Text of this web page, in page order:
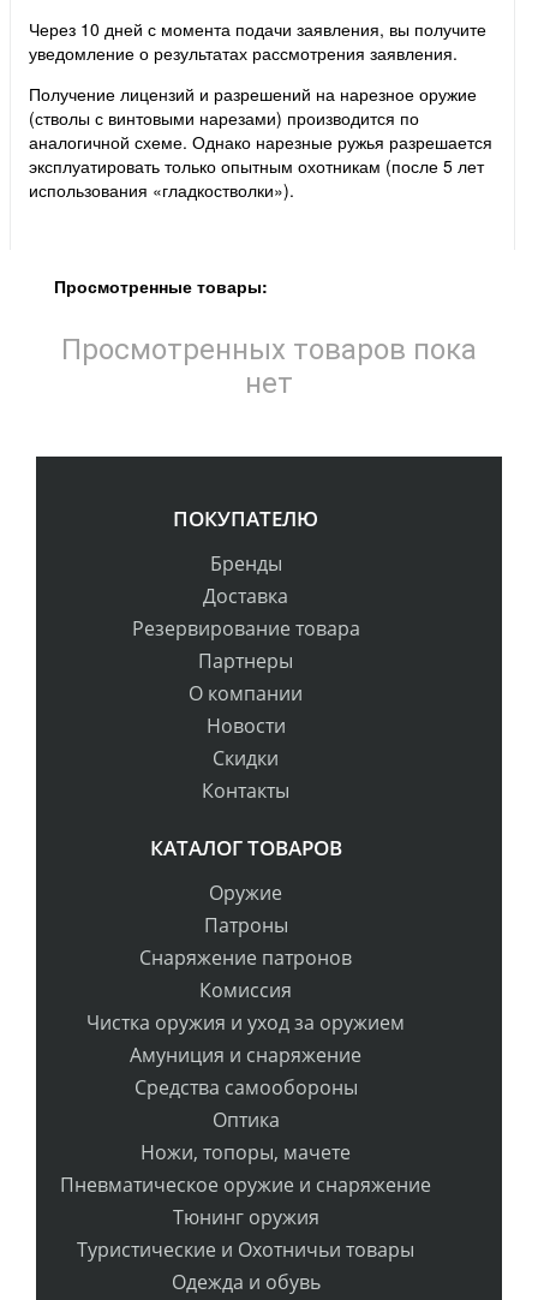
Через 10 дней с момента подачи заявления, вы получите
уведомление о результатах рассмотрения заявления.
Получение лицензий и разрешений на нарезное оружие
(стволы с винтовыми нарезами) производится по
аналогичной схеме. Однако нарезные ружья разрешается
эксплуатировать только опытным охотникам (после 5 лет
использования «гладкостволки»).
Просмотренные товары:
Просмотренных товаров пока
нет
ПОКУПАТЕЛЮ
Бренды
Доставка
Резервирование товара
Партнеры
О компании
Новости
Скидки
Контакты
КАТАЛОГ ТОВАРОВ
Оружие
Патроны
Снаряжение патронов
Комиссия
Чистка оружия и уход за оружием
Амуниция и снаряжение
Средства самообороны
Оптика
Ножи, топоры, мачете
Пневматическое оружие и снаряжение
Тюнинг оружия
Туристические и Охотничьи товары
Одежда и обувь